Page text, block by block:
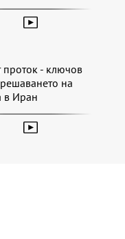
проток - ключов
на
в Иран